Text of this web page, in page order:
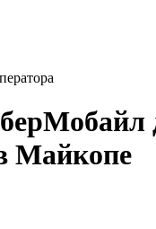
Майкопе